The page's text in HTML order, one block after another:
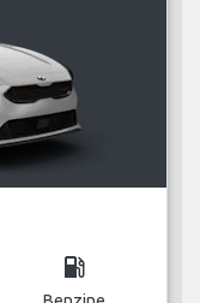
local_gas_station